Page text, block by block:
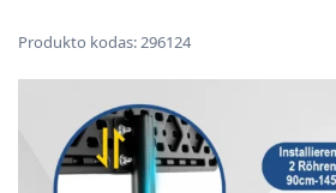
Produkto kodas:296124